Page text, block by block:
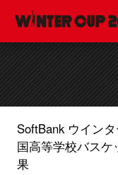
SoftBank ウイン
国高等学校バス
果